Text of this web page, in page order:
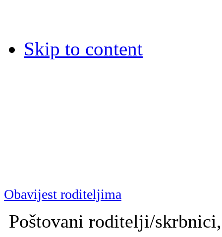
Skip to content
Dječja bolnica Srebrnjak
Dječja bolnica Srebrnjak